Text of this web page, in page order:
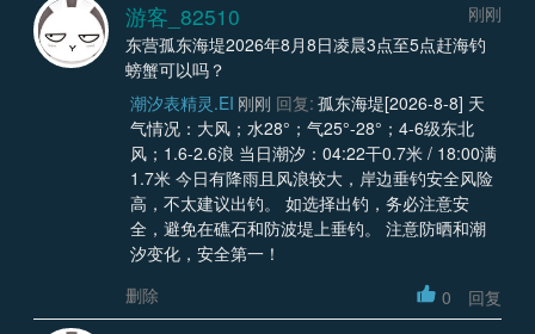
游客_82510
刚刚
东营孤东海堤2026年8月8日凌晨3点至5点赶海钓
螃蟹可以吗？
潮汐表精灵.EI 刚刚 回复: 孤东海堤[2026-8-8] 天
气情况：大风；水28°；气25°-28°；4-6级东北
风；1.6-2.6浪 当日潮汐：04:22干0.7米 / 18:00满
1.7米 今日有降雨且风浪较大，岸边垂钓安全风险
高，不太建议出钓。 如选择出钓，务必注意安
全，避免在礁石和防波堤上垂钓。 注意防晒和潮
汐变化，安全第一！
删除
0 回复